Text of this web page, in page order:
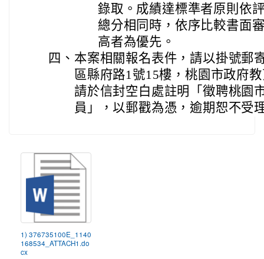
錄取。成績達標準者原則依
總分相同時，依序比較書面
高者為優先。
四、 本案相關報名表件，請以掛號郵
區縣府路1號15樓，桃園市政府
請於信封空白處註明「徵聘桃園
員」，以郵戳為憑，逾期恕不受
1) 376735100E_1140
168534_ATTACH1.do
cx